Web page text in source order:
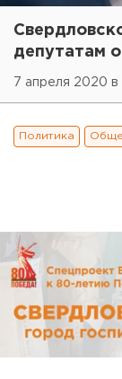
депутатам
7 апреля 2020 в
Политика